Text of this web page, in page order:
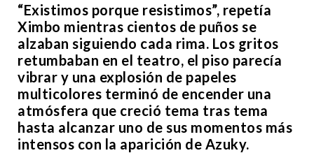
“Existimos porque resistimos”, repetía
Ximbo mientras cientos de puños se
alzaban siguiendo cada rima. Los gritos
retumbaban en el teatro, el piso parecía
vibrar y una explosión de papeles
multicolores terminó de encender una
atmósfera que creció tema tras tema
hasta alcanzar uno de sus momentos más
intensos con la aparición de Azuky.